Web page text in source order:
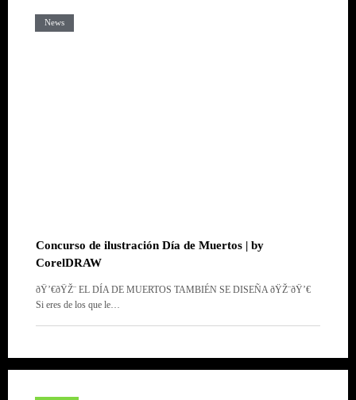
News
Concurso de ilustración Día de Muertos | by
CorelDRAW
ðŸ’€ðŸŽ¨ EL DÍA DE MUERTOS TAMBIÉN SE DISEÑA ðŸŽ¨ðŸ’€
Si eres de los que le…